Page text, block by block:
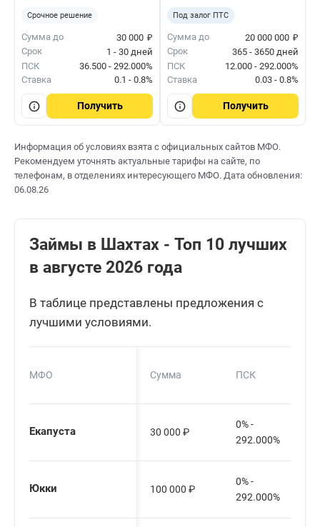
Срочное решение
Сумма до 30 000 ₽
Срок
1 - 30 дней
ПСК
36.500 - 292.000%
Ставка
0.1 - 0.8%
Получить
Под залог ПТС
Сумма до 20 000 000 ₽
Срок
365 - 3650 дней
ПСК
12.000 - 292.000%
Ставка
0.03 - 0.8%
Получить
Информация об условиях взята с официальных сайтов МФО.
Рекомендуем уточнять актуальные тарифы на сайте, по
телефонам, в отделениях интересующего МФО. Дата обновления:
06.08.26
Займы в Шахтах - Топ 10 лучших
в августе 2026 года
В таблице представлены предложения с
лучшими условиями.
МФО Сумма ПСК
Екапуста 30 000 ₽
0% -
292.000%
Юкки 100 000 ₽
0% -
292.000%